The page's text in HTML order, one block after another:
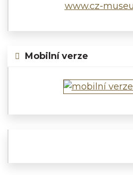
www.cz-
Mobilní verze